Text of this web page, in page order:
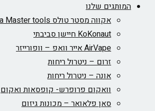
המותגים שלנו
אקווה מסטר טולס Aqua Master tools
KoKonaut חיישן סביבתי
AirVape אייר וואפ – וופורייזר
זרום – ניטרול ריחות
אונה – ניטרול ריחות
וואקום פרופרש- קופסאות ואקום
סאן פלאואר – מכונות גיזום